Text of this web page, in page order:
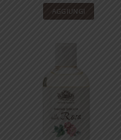
AGGIUNGI